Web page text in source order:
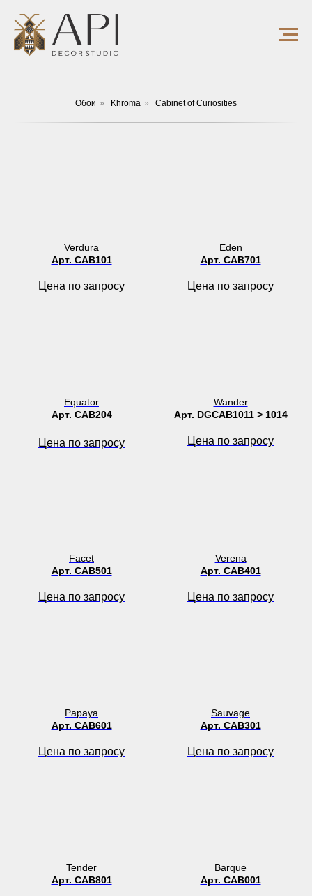
Обои » Khroma » Cabinet of Curiosities
Verdura
Арт. CAB101
Цена по запросу
Eden
Арт. CAB701
Цена по запросу
Equator
Арт. CAB204
Цена по запросу
Wander
Арт. DGCAB1011 > 1014
Цена по запросу
Facet
Арт. CAB501
Цена по запросу
Verena
Арт. CAB401
Цена по запросу
Papaya
Арт. CAB601
Цена по запросу
Sauvage
Арт. CAB301
Цена по запросу
Tender
Арт. CAB801
Barque
Арт. CAB001